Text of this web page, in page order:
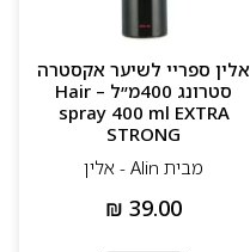
אלין ספריי לשיער אקסטרה
סטרונג 400מ״ל – Hair
spray 400 ml EXTRA
STRONG
מבית Alin - אלין
₪ 39.00